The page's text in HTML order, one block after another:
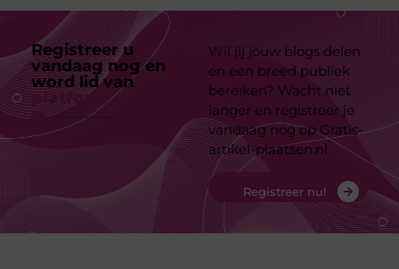
Registreer u
vandaag nog en
word lid van
platform
Wil jij jouw blogs delen
en een breed publiek
bereiken? Wacht niet
langer en registreer je
vandaag nog op Gratis-
artikel-plaatsen.nl
Registreer nu!